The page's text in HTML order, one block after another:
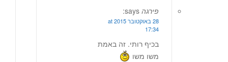
פירגה says:
28 באוקטובר 2015 at
17:34
בכיף רותי. זה באמת
משו משו